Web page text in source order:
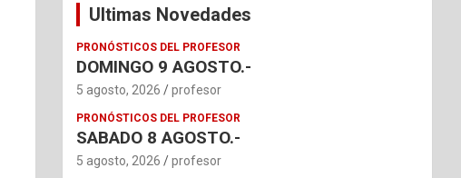
Ultimas Novedades
PRONÓSTICOS DEL PROFESOR
DOMINGO 9 AGOSTO.-
5 agosto, 2026 profesor
PRONÓSTICOS DEL PROFESOR
SABADO 8 AGOSTO.-
5 agosto, 2026 profesor